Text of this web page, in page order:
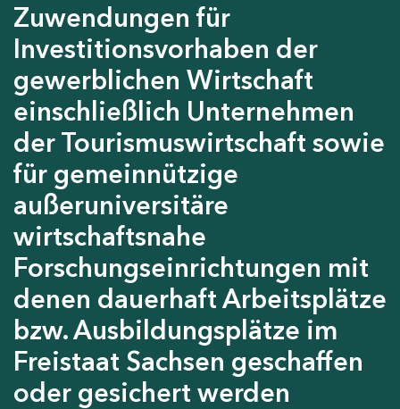
Zuwendungen für
Investitionsvorhaben der
gewerblichen Wirtschaft
einschließlich Unternehmen
der Tourismuswirtschaft sowie
für gemeinnützige
außeruniversitäre
wirtschaftsnahe
Forschungseinrichtungen mit
denen dauerhaft Arbeitsplätze
bzw. Ausbildungsplätze im
Freistaat Sachsen geschaffen
oder gesichert werden